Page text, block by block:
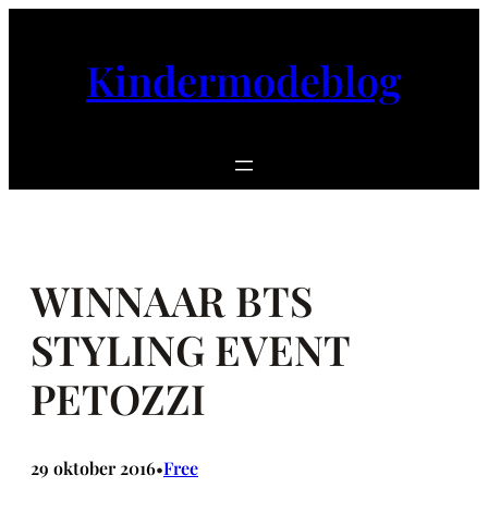
Kindermodeblog
WINNAAR BTS
STYLING EVENT
PETOZZI
29 oktober 2016•Free